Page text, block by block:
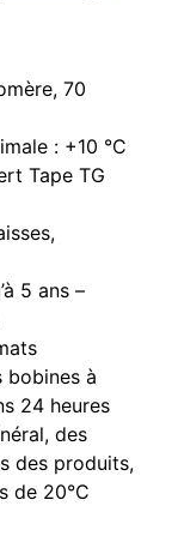
70
: +10 °C
Tape TG
5 ans –
bobines à
24 heures
des
des produits,
de 20°C